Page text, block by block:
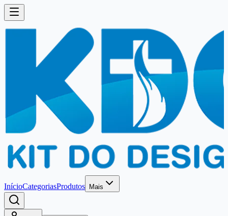
InícioCategoriasProdutos Mais